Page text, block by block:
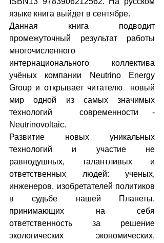
языке книга выйдет в сентябре.
Данная книга подводит
промежуточный результат работы
многочисленного
интернационального коллектива
учёных компании Neutrino Energy
Group и открывает читателю  новый
мир одной из самых значимых
технологий  современности -
Neutrinovoltaic.
Развитие новых уникальных
технологий и участие не
равнодушных, талантливых и
ответственных людей: ученых,
инженеров, изобретателей политиков
в судьбе нашей Планеты,
принимающих на себя
ответственность за решение
экологических экономических,